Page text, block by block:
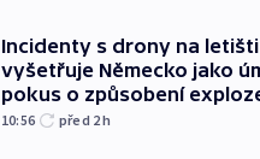
Incidenty s drony na
vyšetřuje Německo jako
pokus o způsobení
10:56 před 2h